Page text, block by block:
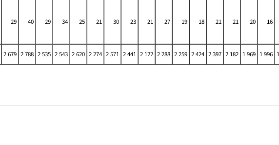
29 40 29 34 25 21 30 23 21 27 19 18 21 21 20 16
2 679 2 788 2 535 2 543 2 620 2 274 2 571 2 441 2 122 2 288 2 259 2 424 2 397 2 182 1 969 1 996